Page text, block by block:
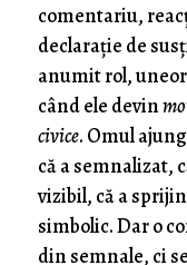
comentariu,
declarație de
anumit rol,
când ele devin
civice. Omul
că a semnalizat,
vizibil, că a
simbolic. Dar o
din semnale, ci